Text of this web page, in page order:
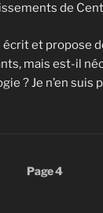
de
écrit et propose
mais est-il
? Je n’en suis
Page4